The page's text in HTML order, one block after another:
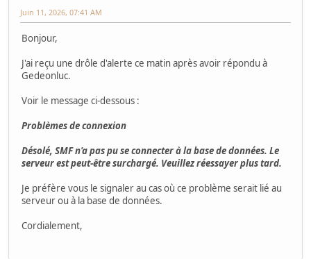
Juin 11, 2026, 07:41 AM
Bonjour,
J'ai reçu une drôle d'alerte ce matin après avoir répondu à
Gedeonluc.
Voir le message ci-dessous :
Problèmes de connexion
Désolé, SMF n'a pas pu se connecter à la base de données. Le
serveur est peut-être surchargé. Veuillez réessayer plus tard.
Je préfère vous le signaler au cas où ce problème serait lié au
serveur ou à la base de données.
Cordialement,